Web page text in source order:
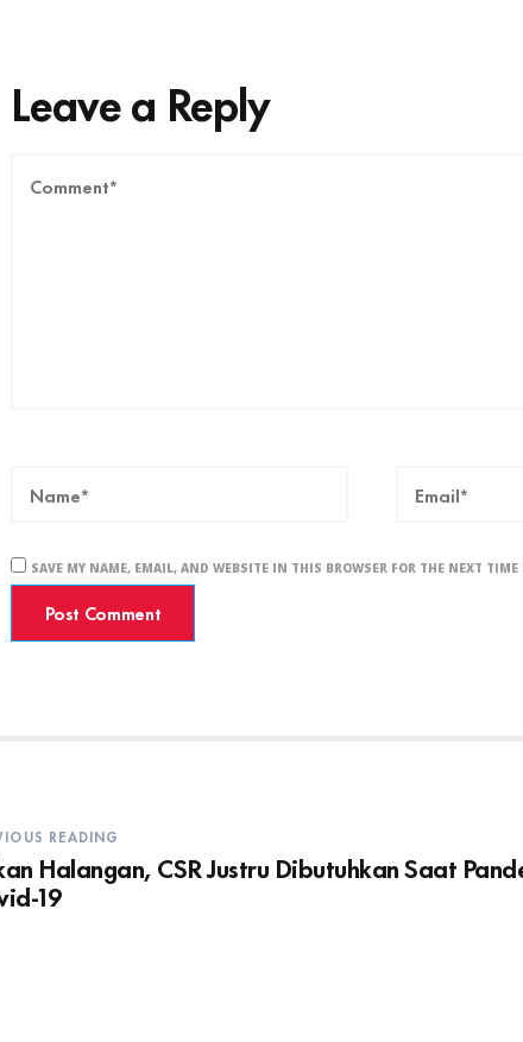
Leave a Reply
SAVE MY NAME, EMAIL, AND WEBSITE IN THIS BROWSER FOR THE NEXT
READING
Halangan, CSR Justru Dibutuhkan Saat
19